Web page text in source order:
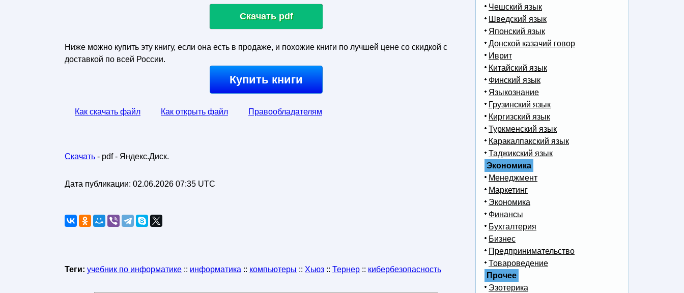
Скачать pdf
Ниже можно купить эту книгу, если она есть в продаже, и похожие книги по лучшей цене со скидкой с
доставкой по всей России.
Купить книги
Как скачать файл Как открыть файл Правообладателям
Скачать - pdf - Яндекс.Диск.
Дата публикации: 02.06.2026 07:35 UTC
Теги: учебник по информатике :: информатика :: компьютеры :: Хьюз :: Тернер :: кибербезопасность
Чешский язык
Шведский язык
Японский язык
Донской казачий говор
Иврит
Китайский язык
Финский язык
Языкознание
Грузинский язык
Киргизский язык
Туркменский язык
Каракалпакский язык
Таджикский язык
Экономика
Менеджмент
Маркетинг
Экономика
Финансы
Бухгалтерия
Бизнес
Предпринимательство
Товароведение
Прочее
Эзотерика